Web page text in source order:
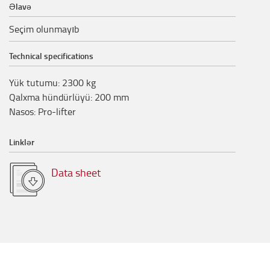
Əlavə
Seçim olunmayıb
Technical specifications
Yük tutumu: 2300 kg
Qalxma hündürlüyü: 200 mm
Nasos: Pro-lifter
Linklər
Data sheet